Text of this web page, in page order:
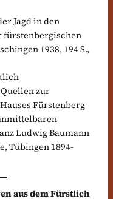
Jagd in den
fürstenbergischen
1938, 194 S.,
zur
Fürstenberg
Ludwig Baumann
Tübingen 1894-
aus dem Fürstlich